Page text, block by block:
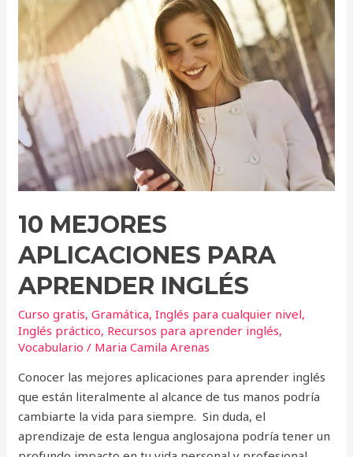
10 MEJORES
APLICACIONES PARA
APRENDER INGLÉS
Curso gratis,Gramática,Inglés para cualquier nivel,
Inglés práctico, Recursos para aprender inglés,
Vocabulario / Maria Camila Arenas
Conocer las mejores aplicaciones para aprender inglés
que están literalmente al alcance de tus manos podría
cambiarte la vida para siempre. Sin duda, el
aprendizaje de esta lengua anglosajona podría tener un
mejores
aplicaciones
aprender
inglés